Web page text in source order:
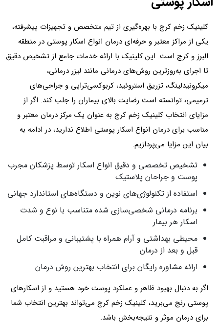
کلینیک زخم کرج با بهره‌گیری از تیم متخصص و تجهیزات پیشرفته،
یکی از مراکز معتبر و حرفه‌ای درمان انواع اسکار پوستی در منطقه
البرز و کرج است. این کلینیک با ارائه خدمات جامع از تشخیص دقیق
تا اجرای به‌روزترین روش‌های درمانی مانند لیزر درمانی،
میکرونیدلینگ، تزریق استروئید، کربوکسی‌تراپی و جراحی‌های
ترمیمی، توانسته است رضایت بالای بیماران را جلب کند. اگر از
مزایای انتخاب کلینیک زخم کرج به عنوان یک مرکز درمان معتبر و
مناسب برای درمان انواع اسکار پوستی اطلاع ندارید، در ادامه به
بیان این مزایا می‌پردازیم.
تشخیص تخصصی و دقیق انواع اسکار توسط پزشکان مجرب
پوست و جراحان پلاستیک
استفاده از تکنولوژی‌های نوین و دستگاه‌های استاندارد جهانی
برنامه درمانی شخصی‌سازی شده متناسب با نوع و شدت
اسکار هر بیمار
محیطی بهداشتی و آرام همراه با پشتیبانی و مراقبت کامل
قبل و بعد از درمان
ارائه مشاوره رایگان برای انتخاب بهترین روش درمان
اگر به دنبال بهبود ظاهر و عملکرد پوست خود هستید و از اسکارهای
پوستی رنج می‌برید، کلینیک زخم کرج می‌تواند بهترین انتخاب شما
برای درمان موثر و نتیجه‌بخش باشد.